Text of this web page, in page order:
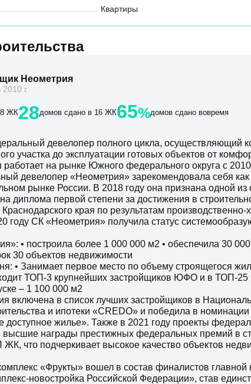
Квартиры
Неометрия
г.
8 ЖК28домов сдано в 16 ЖК65%домов сдано вовремя
девелопер полного цикла, осуществляющий
участка до эксплуатации готовых объектов от
работает на рынке Южного федерального округа с 2010
девелопер «Неометрия» зарекомендовала себя
рынке России. В 2018 году она признана одной
диплома первой степени за достижения в
края по результатам производственно-
году СК «Неометрия» получила статус
• построила более 1 000 000 м2 • обеспечила 30
30 объектов недвижимости
• Занимает первое место по объему строящегося
ТОП-3 крупнейших застройщиков ЮФО и в ТОП-25
– 1 100 000 м2
включена в список лучших застройщиков в
и ипотеки «CREDO» и победила в
доступное жилье». Также в 2021 году проекты
награды престижных федеральных премий в
что подчеркивает высокое качество объектов
«Фрукты» вошел в состав финалистов
новостройка Российской Федерации», став